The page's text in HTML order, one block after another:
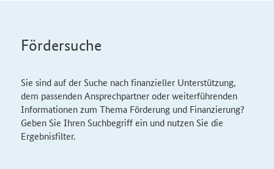
Fördersuche
Sie sind auf der Suche nach finanzieller Unterstützung,
dem passenden Ansprechpartner oder weiterführenden
Informationen zum Thema Förderung und Finanzierung?
Geben Sie Ihren Suchbegriff ein und nutzen Sie die
Ergebnisfilter.